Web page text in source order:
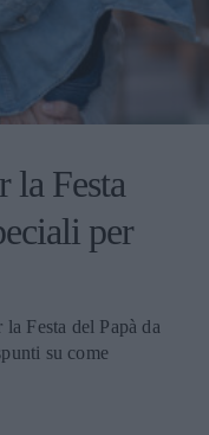
la Festa
per
Festa del Papà da
su come